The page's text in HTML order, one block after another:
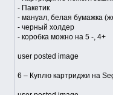
- Пакетик
- мануал, белая бумажка
- черный холдер
- коробка можно на 5 -, 4+
user posted image
6 – Куплю картриджи на